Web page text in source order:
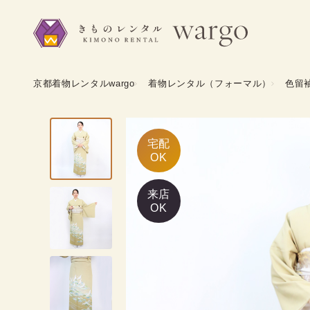
京都着物レンタルwargo 着物レンタル（フォーマル） 色留
宅配
OK
来店
OK